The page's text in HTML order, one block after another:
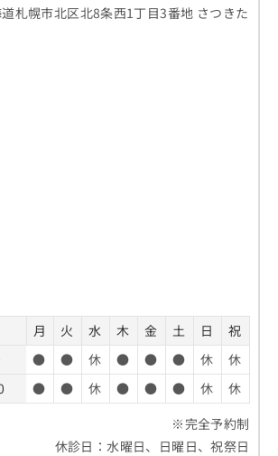
札幌市北区北8条西1丁目3番地 さつきた
月 火 水 木 金 土 日
祝
● ● 休 ● ● ● 休
休
● ● 休 ● ● ● 休
休
※完全予約制
休診日：水曜日、日曜日、祝祭日